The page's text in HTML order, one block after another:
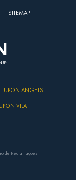
SITEMAP
UPON ANGELS
VILA
de Reclamações